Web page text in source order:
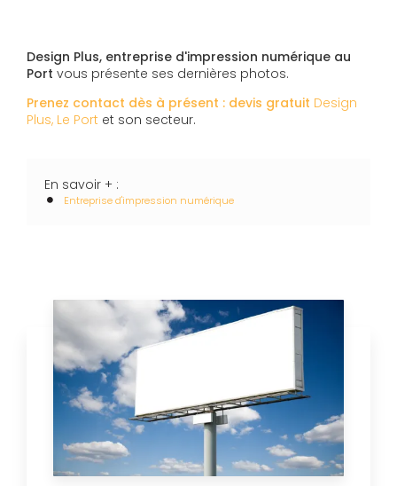
Design Plus, entreprise d'impression numérique au
Port vous présente ses dernières photos.
Prenez contact dès à présent : devis gratuit Design
Plus, Le Port et son secteur.
En savoir + :
Entreprise d'impression numérique